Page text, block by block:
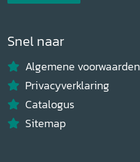
Snel naar
Algemene voorwaarden
Privacyverklaring
Catalogus
Sitemap